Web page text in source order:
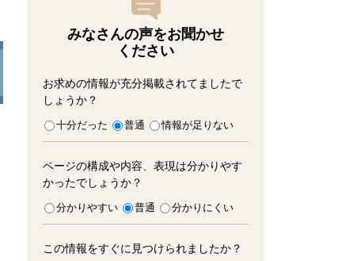
みなさんの声をお聞かせ
ください
お求めの情報が充分掲載されてましたで
しょうか？
十分だった 普通 情報が足りない
ページの構成や内容、表現は分かりやす
かったでしょうか？
分かりやすい 普通 分かりにくい
この情報をすぐに見つけられましたか？